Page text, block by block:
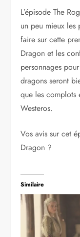
L’épisode The
un peu mieux les
faire sur cette
Dragon et les
personnages
dragons seront
que les complots
Westeros.
Vos avis sur cet
Dragon ?
Similaire